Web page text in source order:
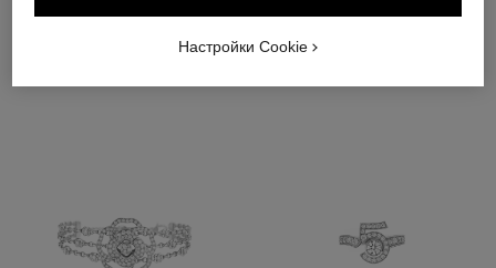
Настройки Cookie